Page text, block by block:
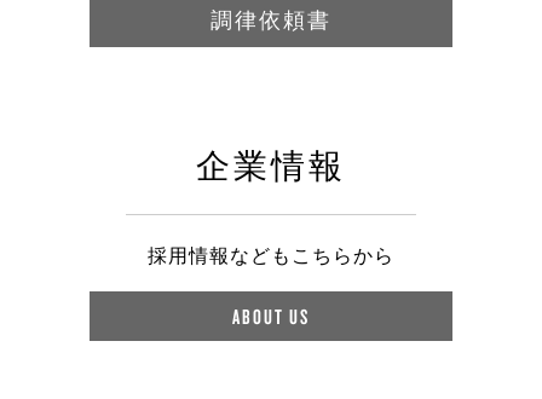
調律依頼書
企業情報
採用情報などもこちらから
ABOUT US